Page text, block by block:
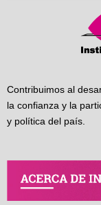
Contribuimos al
la confianza y la
y política del país.